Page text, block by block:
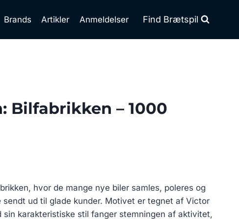
Brands Artikler Anmeldelser Find Brætspil
Bilfabrikken – 1000
hvor de mange nye biler samles, poleres og
sendt ud til glade kunder. Motivet er tegnet af Victor
sin karakteristiske stil fanger stemningen af aktivitet,